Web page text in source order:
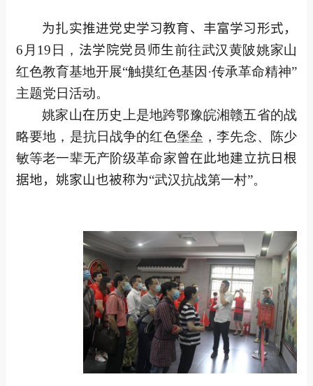
为扎实推进党史学习教育、丰富学习形式，
6 月 19 日， 法学院党员师生前往武汉黄陂姚家山
红色教育基地开展“触摸红色基因 ·传承革命精神”
主题党日活动。
姚家山在历史上是地跨鄂豫皖湘赣五省的战
略要地，是抗日战争的红色堡垒，李先念、陈少
敏等老一辈无产阶级革命家曾在此地建立抗日根
据地，姚家山也被称为“武汉抗战第一村”。